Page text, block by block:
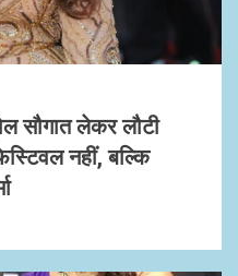
सौगात लेकर लौटी
नहीं, बल्कि